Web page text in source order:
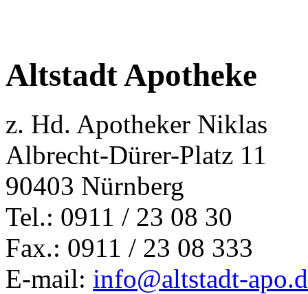
Altstadt Apotheke
z. Hd. Apotheker Niklas
Albrecht-Dürer-Platz 11
90403 Nürnberg
Tel.: 0911 / 23 08 30
Fax.: 0911 / 23 08 333
E-mail: info@altstadt-